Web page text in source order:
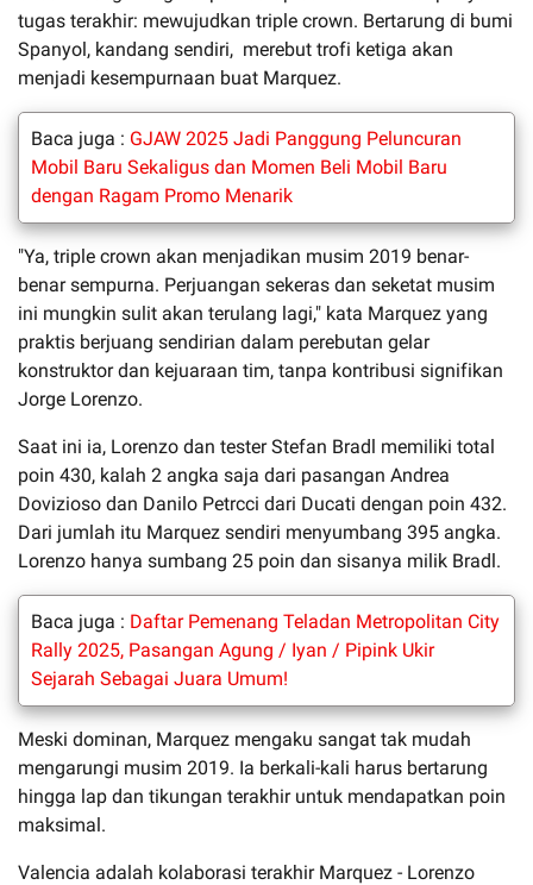
tugas terakhir: mewujudkan triple crown. Bertarung di bumi
Spanyol, kandang sendiri, merebut trofi ketiga akan
menjadi kesempurnaan buat Marquez.
Baca juga : GJAW 2025 Jadi Panggung Peluncuran
Mobil Baru Sekaligus dan Momen Beli Mobil Baru
dengan Ragam Promo Menarik
"Ya, triple crown akan menjadikan musim 2019 benar-
benar sempurna. Perjuangan sekeras dan seketat musim
ini mungkin sulit akan terulang lagi," kata Marquez yang
praktis berjuang sendirian dalam perebutan gelar
konstruktor dan kejuaraan tim, tanpa kontribusi signifikan
Jorge Lorenzo.
Saat ini ia, Lorenzo dan tester Stefan Bradl memiliki total
poin 430, kalah 2 angka saja dari pasangan Andrea
Dovizioso dan Danilo Petrcci dari Ducati dengan poin 432.
Dari jumlah itu Marquez sendiri menyumbang 395 angka.
Lorenzo hanya sumbang 25 poin dan sisanya milik Bradl.
Baca juga : Daftar Pemenang Teladan Metropolitan City
Rally 2025, Pasangan Agung / Iyan / Pipink Ukir
Sejarah Sebagai Juara Umum!
Meski dominan, Marquez mengaku sangat tak mudah
mengarungi musim 2019. Ia berkali-kali harus bertarung
hingga lap dan tikungan terakhir untuk mendapatkan poin
maksimal.
Valencia adalah kolaborasi terakhir Marquez - Lorenzo